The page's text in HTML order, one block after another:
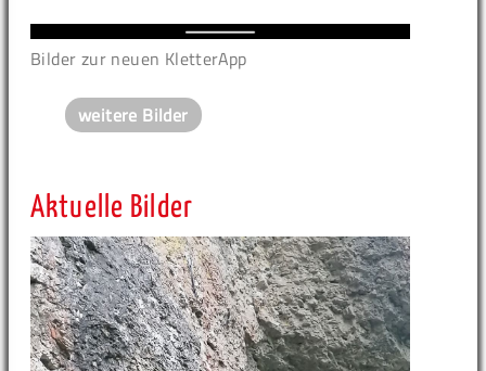
Bilder zur neuen KletterApp
weitere Bilder
Aktuelle Bilder